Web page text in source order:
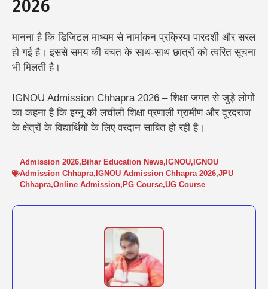
2026
मानना है कि डिजिटल माध्यम से नामांकन प्रक्रिया पारदर्शी और सरल
हो गई है। इससे समय की बचत के साथ-साथ छात्रों को त्वरित सूचना
भी मिलती है।
IGNOU Admission Chhapra 2026 – शिक्षा जगत से जुड़े लोगों
का कहना है कि इग्नू की लचीली शिक्षा प्रणाली ग्रामीण और दूरदराज
के क्षेत्रों के विद्यार्थियों के लिए वरदान साबित हो रही है।
Admission 2026, Bihar Education News, IGNOU, IGNOU
Admission Chhapra, IGNOU Admission Chhapra 2026,JPU
Chhapra,Online Admission, PG Course,UG Course